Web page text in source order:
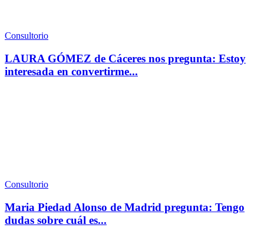
Consultorio
LAURA GÓMEZ de Cáceres nos pregunta: Estoy
interesada en convertirme...
Consultorio
Maria Piedad Alonso de Madrid pregunta: Tengo
dudas sobre cuál es...